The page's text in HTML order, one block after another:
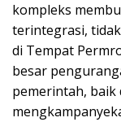
kompleks
terintegrasi,
di Tempat
besar
pemerintah, baik